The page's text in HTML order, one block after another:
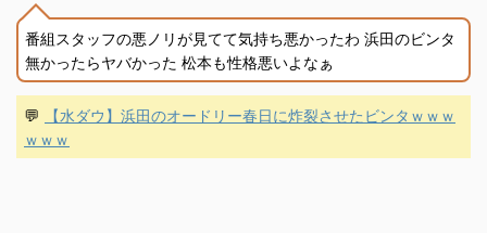
番組スタッフの悪ノリが見てて気持ち悪かったわ 浜田のビンタ
無かったらヤバかった 松本も性格悪いよなぁ
💬
【水ダウ】浜田のオードリー春日に炸裂させたビンタｗｗｗ
ｗｗｗ